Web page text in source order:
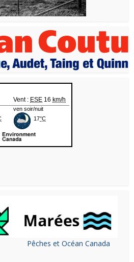
Pêches et Océan Canada